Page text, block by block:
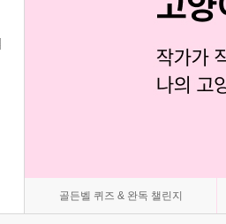
골든벨 퀴즈 & 완독 챌린지